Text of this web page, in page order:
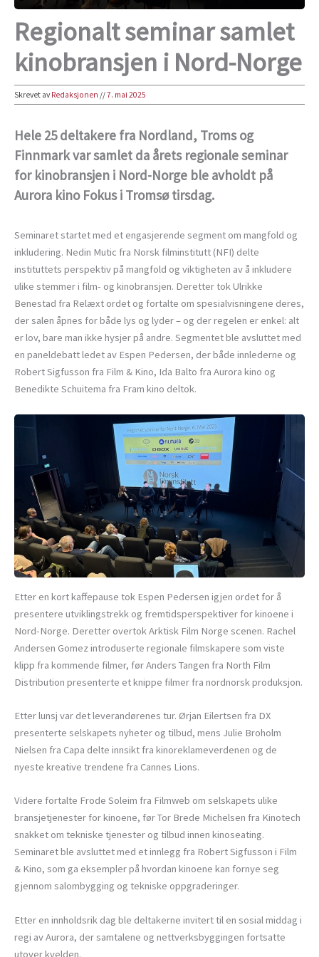
Regionalt seminar samlet
kinobransjen i Nord-Norge
Skrevet avRedaksjonen //7. mai 2025
Hele 25 deltakere fra Nordland, Troms og
Finnmark var samlet da årets regionale seminar
for kinobransjen i Nord-Norge ble avholdt på
Aurora kino Fokus i Tromsø tirsdag.
Seminaret startet med et engasjerende segment om mangfold og
inkludering. Nedin Mutic fra Norsk filminstitutt (NFI) delte
instituttets perspektiv på mangfold og viktigheten av å inkludere
ulike stemmer i film- og kinobransjen. Deretter tok Ulrikke
Benestad fra Relæxt ordet og fortalte om spesialvisningene deres,
der salen åpnes for både lys og lyder – og der regelen er enkel: alt
er lov, bare man ikke hysjer på andre. Segmentet ble avsluttet med
en paneldebatt ledet av Espen Pedersen, der både innlederne og
Robert Sigfusson fra Film & Kino, Ida Balto fra Aurora kino og
Benedikte Schuitema fra Fram kino deltok.
Etter en kort kaffepause tok Espen Pedersen igjen ordet for å
presentere utviklingstrekk og fremtidsperspektiver for kinoene i
Nord-Norge. Deretter overtok Arktisk Film Norge scenen. Rachel
Andersen Gomez introduserte regionale filmskapere som viste
klipp fra kommende filmer, før Anders Tangen fra North Film
Distribution presenterte et knippe filmer fra nordnorsk produksjon.
Etter lunsj var det leverandørenes tur. Ørjan Eilertsen fra DX
presenterte selskapets nyheter og tilbud, mens Julie Broholm
Nielsen fra Capa delte innsikt fra kinoreklameverdenen og de
nyeste kreative trendene fra Cannes Lions.
Videre fortalte Frode Soleim fra Filmweb om selskapets ulike
bransjetjenester for kinoene, før Tor Brede Michelsen fra Kinotech
snakket om tekniske tjenester og tilbud innen kinoseating.
Seminaret ble avsluttet med et innlegg fra Robert Sigfusson i Film
& Kino, som ga eksempler på hvordan kinoene kan fornye seg
gjennom salombygging og tekniske oppgraderinger.
Etter en innholdsrik dag ble deltakerne invitert til en sosial middag i
regi av Aurora, der samtalene og nettverksbyggingen fortsatte
utover kvelden.